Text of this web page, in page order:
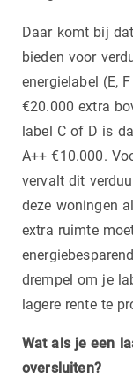
Daar komt bij
bieden voor
energielabel (E,
€20.000 extra
label C of D is
A++ €10.000.
vervalt dit
deze woningen
extra ruimte
drempel om je
lagere rente te
Wat als je een
oversluiten?